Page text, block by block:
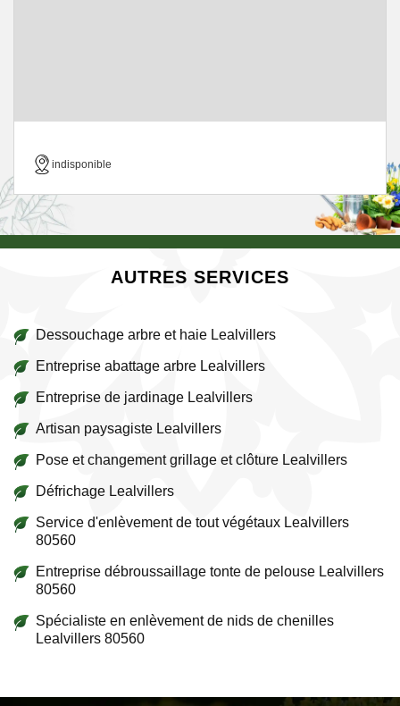
indisponible
AUTRES SERVICES
Dessouchage arbre et haie Lealvillers
Entreprise abattage arbre Lealvillers
Entreprise de jardinage Lealvillers
Artisan paysagiste Lealvillers
Pose et changement grillage et clôture Lealvillers
Défrichage Lealvillers
Service d'enlèvement de tout végétaux Lealvillers
80560
Entreprise débroussaillage tonte de pelouse Lealvillers
80560
Spécialiste en enlèvement de nids de chenilles
Lealvillers 80560